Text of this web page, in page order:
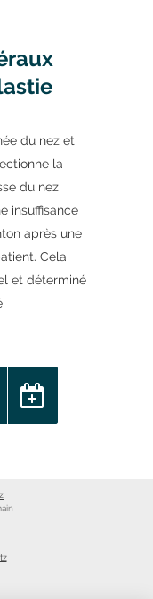
du nez et
la
du nez
insuffisance
après une
Cela
et déterminé